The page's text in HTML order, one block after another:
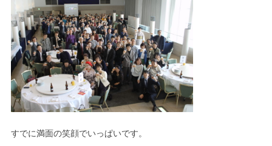
すでに満面の笑顔でいっぱいです。